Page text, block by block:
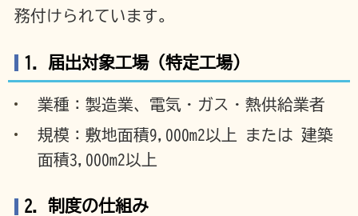
務付けられています。
1. 届出対象工場（特定工場）
業種：製造業、電気・ガス・熱供給業者
規模：敷地面積9,000m2以上 または 建築
面積3,000m2以上
2. 制度の仕組み